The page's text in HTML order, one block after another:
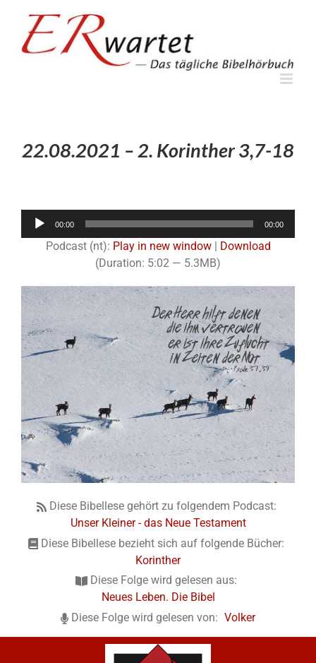
springen
22.08.2021 – 2. Korinther 3,7-18
00:00 00:00
Podcast (nt): Play in new window| Download
(Duration: 5:02 — 5.3MB)
Diese Bibellese gehört zu folgendem Podcast:
Unser Kleiner - das Neue Testament
Diese Bibellese bezieht sich auf folgende Bücher:
Korinther
Diese Folge wird gelesen aus:
Neues Leben. Die Bibel
Diese Folge wird gelesen von: Volker